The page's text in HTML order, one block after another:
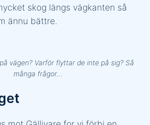
skog längs vägkanten så
ännu bättre.
vägen? Varför flyttar de inte på sig? Så
många frågor…